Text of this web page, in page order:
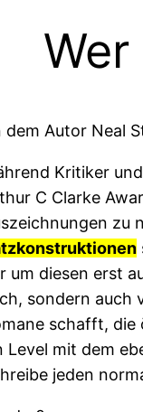
dem Autor Neal
Kritiker
C Clarke
zu
um diesen erst
sondern auch
schafft, die
Level mit dem
jeden